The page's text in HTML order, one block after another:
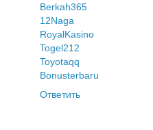
Berkah365
12Naga
RoyalKasino
Togel212
Toyotaqq
Bonusterbaru
Ответить